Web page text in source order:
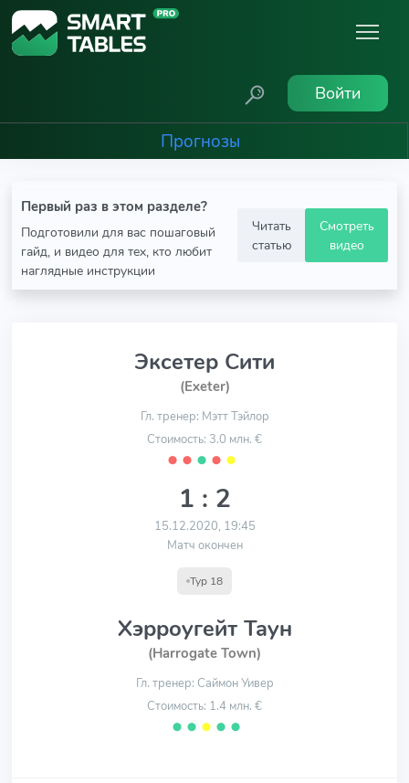
Войти
Прогнозы
Первый раз в этом разделе?
Подготовили для вас пошаговый
гайд, и видео для тех, кто любит
наглядные инструкции
Читать
статью
Смотреть
видео
Эксетер Сити
(Exeter)
Гл. тренер: Мэтт Тэйлор
Стоимость: 3.0 млн. €
⬤ ⬤ ⬤ ⬤ ⬤
1 : 2
15.12.2020, 19:45
Матч окончен
Тур 18
Хэрроугейт Таун
(Harrogate Town)
Гл. тренер: Саймон Уивер
Стоимость: 1.4 млн. €
⬤ ⬤ ⬤ ⬤ ⬤